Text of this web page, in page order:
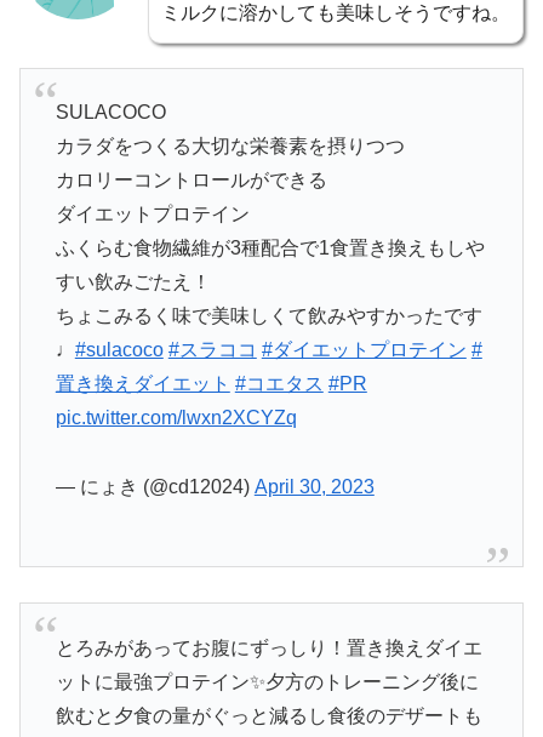
ミルクに溶かしても美味しそうですね。
SULACOCO
カラダをつくる大切な栄養素を摂りつつ
カロリーコントロールができる
ダイエットプロテイン
ふくらむ食物繊維が3種配合で1食置き換えもしや
すい飲みごたえ！
ちょこみるく味で美味しくて飲みやすかったです
♩ #sulacoco #スラココ #ダイエットプロテイン #
置き換えダイエット #コエタス #PR
pic.twitter.com/lwxn2XCYZq
— にょき (@cd12024) April 30, 2023
とろみがあってお腹にずっしり！置き換えダイエ
ットに最強プロテイン✨夕方のトレーニング後に
飲むと夕食の量がぐっと減るし食後のデザートも